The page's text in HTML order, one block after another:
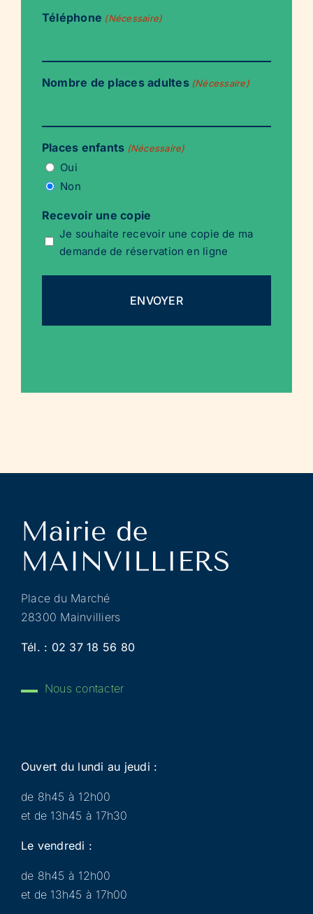
Téléphone (Nécessaire)
Nombre de places adultes (Nécessaire)
Places enfants (Nécessaire)
Oui
Non
Recevoir une copie
Je souhaite recevoir une copie de ma
demande de réservation en ligne
Place du Marché
28300 Mainvilliers
Tél. : 02 37 18 56 80
Nous contacter
Ouvert du lundi au jeudi :
de 8h45 à 12h00
et de 13h45 à 17h30
Le vendredi :
de 8h45 à 12h00
et de 13h45 à 17h00